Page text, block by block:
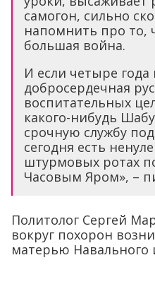
самогон, сильно
напомнить про то,
большая война.
И если четыре года
добросердечная
воспитательных
какого-нибудь
срочную службу
сегодня есть
штурмовых ротах
Часовым Яром», –
Политолог Сергей
вокруг похорон
матерью